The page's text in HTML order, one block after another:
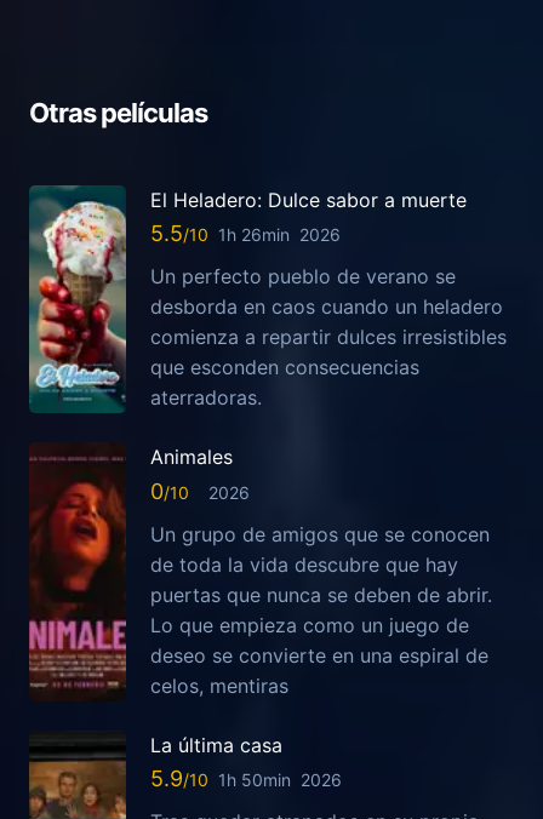
Otras películas
El Heladero: Dulce sabor a muerte
5.5 1h 26min 2026
Un perfecto pueblo de verano se
desborda en caos cuando un heladero
comienza a repartir dulces irresistibles
que esconden consecuencias
aterradoras.
Animales
0 2026
Un grupo de amigos que se conocen
de toda la vida descubre que hay
puertas que nunca se deben de abrir.
Lo que empieza como un juego de
deseo se convierte en una espiral de
celos, mentiras
La última casa
5.9 1h 50min 2026